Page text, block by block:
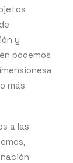
y
podemos
más
a las